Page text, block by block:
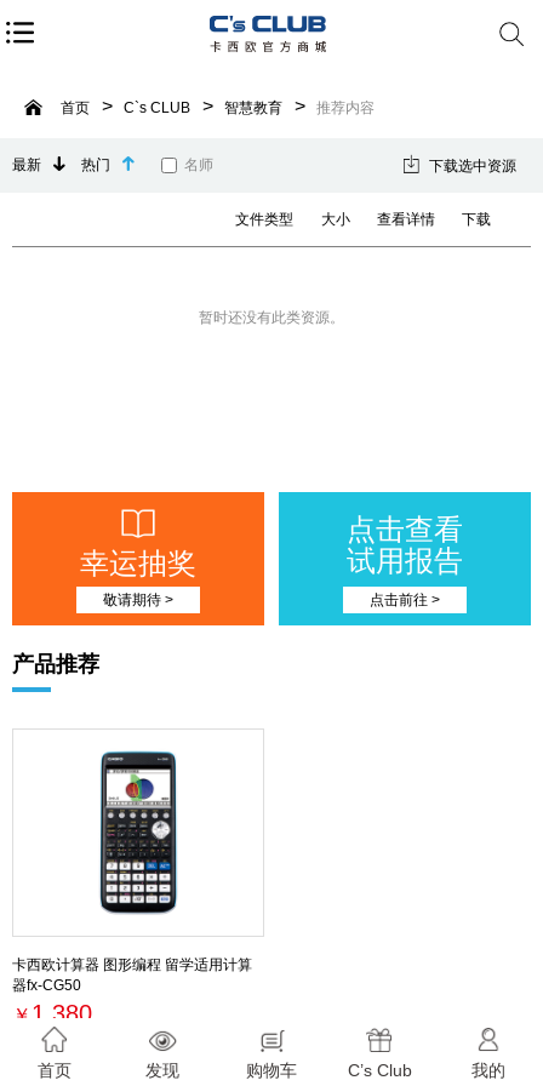
首页 C`s CLUB 智慧教育 推荐内容
最新 热门 名师 下载选中资源
文件类型 大小 查看详情 下载
暂时还没有此类资源。
幸运抽奖
敬请期待 >
点击查看
试用报告
点击前往 >
产品推荐
卡西欧计算器 图形编程 留学适用计算
器fx-CG50
￥ 1,380
最新活动
首页 发现 购物车 C’s Club 我的